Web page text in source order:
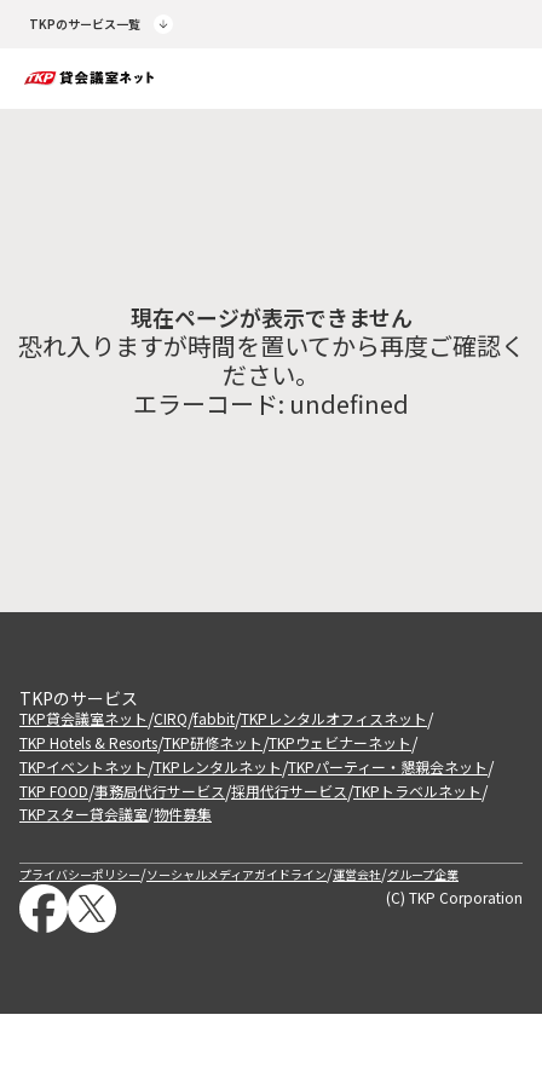
TKPのサービス一覧
現在ページが表示できません
恐れ入りますが時間を置いてから再度ご確認く
ださい。
エラーコード: undefined
TKPのサービス
TKP貸会議室ネット/CIRQ/fabbit/TKPレンタルオフィスネット/
TKP Hotels & Resorts/TKP研修ネット/TKPウェビナーネット/
TKPイベントネット/TKPレンタルネット/TKPパーティー・懇親会ネット/
TKP FOOD/事務局代行サービス/採用代行サービス/TKPトラベルネット/
TKPスター貸会議室/物件募集
プライバシーポリシー/ソーシャルメディアガイドライン/運営会社/グループ企業
(C) TKP Corporation